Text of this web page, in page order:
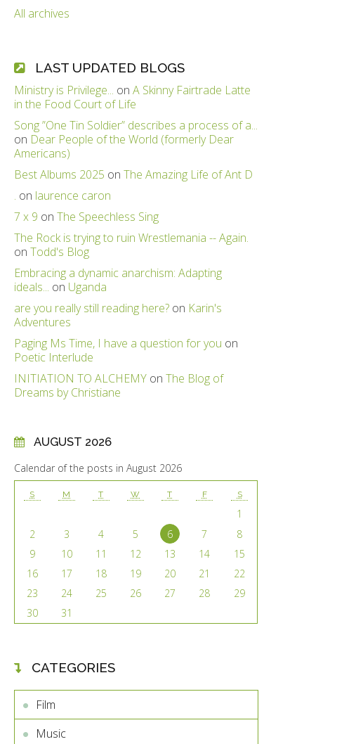
All archives
LAST UPDATED BLOGS
Ministry is Privilege... onA Skinny Fairtrade Latte
in the Food Court of Life
Song ”One Tin Soldier” describes a process of a...
on Dear People of the World (formerly Dear
Americans)
Best Albums 2025 onThe Amazing Life of Ant D
. on laurence caron
7 x 9 onThe Speechless Sing
The Rock is trying to ruin Wrestlemania -- Again.
onTodd's Blog
Embracing a dynamic anarchism: Adapting
ideals... on Uganda
are you really still reading here? on Karin's
Adventures
Paging Ms Time, I have a question for you on
Poetic Interlude
INITIATION TO ALCHEMY onThe Blog of
Dreams by Christiane
AUGUST 2026
Calendar of the posts in August 2026
S M T W T F S
1
2
3 4 5 6 7
8
9
10 11 12 13 14
15
16
17 18 19 20 21
22
23
24 25 26 27 28
29
30
31
CATEGORIES
Film
Music